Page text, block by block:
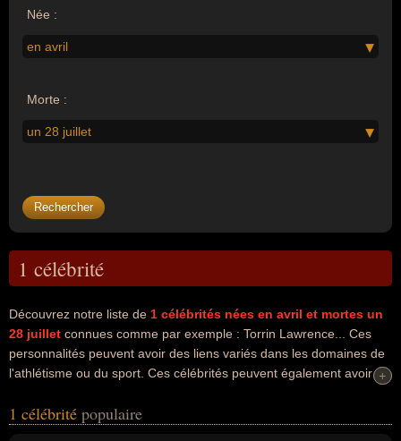
Née :
en avril
Morte :
un 28 juillet
1 célébrité
Découvrez notre liste de 1 célébrités nées en avril et mortes un
28 juillet connues comme par exemple : Torrin Lawrence... Ces
personnalités peuvent avoir des liens variés dans les domaines de
l'athlétisme ou du sport. Ces célébrités peuvent également avoir
moment de leurs morts, ils peuvent avoir été américain par
+
+
1 célébrité populaire